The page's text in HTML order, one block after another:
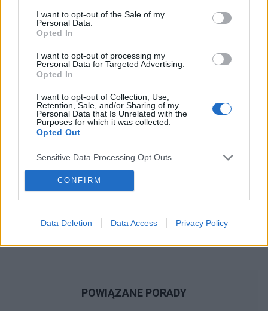
I want to opt-out of the Sale of my
Personal Data.
Opted In
I want to opt-out of processing my
Personal Data for Targeted Advertising.
Opted In
I want to opt-out of Collection, Use,
Retention, Sale, and/or Sharing of my
Personal Data that Is Unrelated with the
Purposes for which it was collected.
Opted Out
Sensitive Data Processing Opt Outs
CONFIRM
Data Deletion Data Access Privacy Policy
Nie wiem jak mówić! Nie wiem co mówię! Afazja
‹ ›
POWIĄZANE PORADY